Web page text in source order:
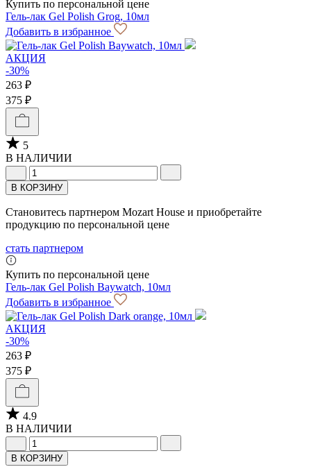
Купить по персональной цене
Гель-лак Gel Polish Grog, 10мл
Добавить в избранное
АКЦИЯ
-30%
263 ₽
375 ₽
5
В НАЛИЧИИ
В КОРЗИНУ
Становитесь партнером Mozart House и приобретайте
продукцию по персональной цене
стать партнером
Купить по персональной цене
Гель-лак Gel Polish Baywatch, 10мл
Добавить в избранное
АКЦИЯ
-30%
263 ₽
375 ₽
4.9
В НАЛИЧИИ
В КОРЗИНУ